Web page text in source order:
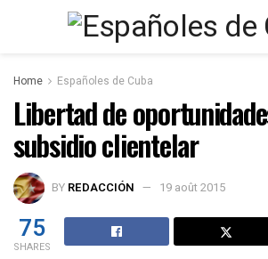
Home Españoles de Cuba
Libertad de
subsidio clientelar
BY REDACCIÓN 19 août 2015
75
SHARES